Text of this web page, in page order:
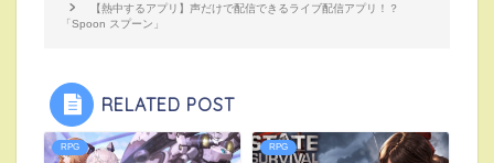
【熱中するアプリ】声だけで配信できるライブ配信アプリ！？
「Spoon スプーン」
RELATED POST
RPG RPG